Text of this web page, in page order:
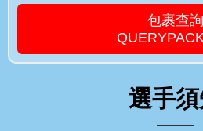
選手
包裹查詢